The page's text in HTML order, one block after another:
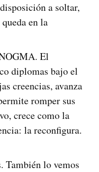
a soltar,
en la
El
diplomas bajo el
creencias, avanza
romper sus
crece como la
la reconfigura.
También lo vemos